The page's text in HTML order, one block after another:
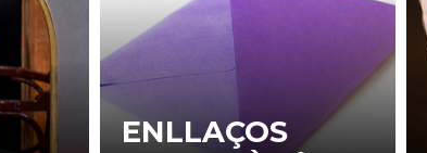
ENLLAÇOS